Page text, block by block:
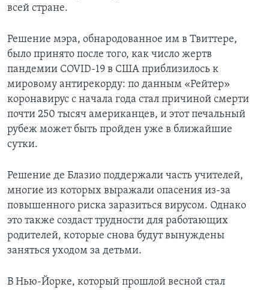
всей стране.
Решение мэра, обнародованное им в Твиттере,
было принято после того, как число жертв
пандемии COVID-19 в США приблизилось к
мировому антирекорду: по данным «Рейтер»
коронавирус с начала года стал причиной смерти
почти 250 тысяч американцев, и этот печальный
рубеж может быть пройден уже в ближайшие
сутки.
Решение де Блазио поддержали часть учителей,
многие из которых выражали опасения из-за
повышенного риска заразиться вирусом. Однако
это также создаст трудности для работающих
родителей, которые снова будут вынуждены
заняться уходом за детьми.
В Нью-Йорке, который прошлой весной стал